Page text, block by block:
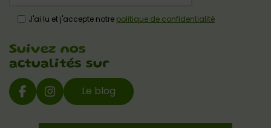
J'ai lu et j'accepte notre politique de confidentialité
Suivez nos
actualités sur
Le blog